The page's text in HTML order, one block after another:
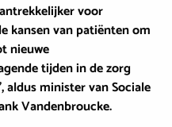
voor
kansen van patiënten om
nieuwe
tijden in de zorg
aldus minister van Sociale
Vandenbroucke.